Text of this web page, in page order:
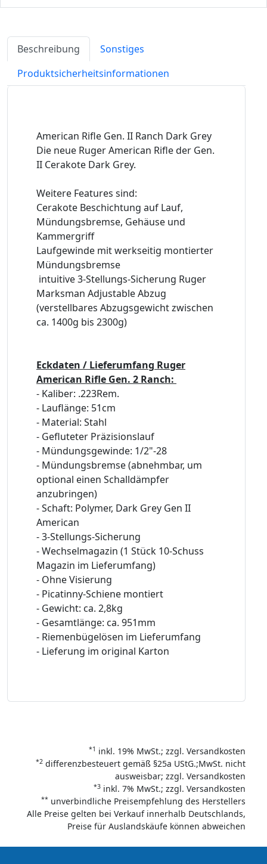
Beschreibung
Sonstiges
Produktsicherheitsinformationen
American Rifle Gen. II Ranch Dark Grey
Die neue Ruger American Rifle der Gen.
II Cerakote Dark Grey.
Weitere Features sind:
Cerakote Beschichtung auf Lauf,
Mündungsbremse, Gehäuse und
Kammergriff
Laufgewinde mit werkseitig montierter
Mündungsbremse
intuitive 3-Stellungs-Sicherung Ruger
Marksman Adjustable Abzug
(verstellbares Abzugsgewicht zwischen
ca. 1400g bis 2300g)
Eckdaten / Lieferumfang Ruger
American Rifle Gen. 2 Ranch:
- Kaliber: .223Rem.
- Lauflänge: 51cm
- Material: Stahl
- Gefluteter Präzisionslauf
- Mündungsgewinde: 1/2"-28
- Mündungsbremse (abnehmbar, um
optional einen Schalldämpfer
anzubringen)
- Schaft: Polymer, Dark Grey Gen II
American
- 3-Stellungs-Sicherung
- Wechselmagazin (1 Stück 10-Schuss
Magazin im Lieferumfang)
- Ohne Visierung
- Picatinny-Schiene montiert
- Gewicht: ca. 2,8kg
- Gesamtlänge: ca. 951mm
- Riemenbügelösen im Lieferumfang
- Lieferung im original Karton
*1 inkl. 19% MwSt.; zzgl. Versandkosten
*2 differenzbesteuert gemäß §25a UStG.;MwSt. nicht
ausweisbar; zzgl. Versandkosten
*3 inkl. 7% MwSt.; zzgl. Versandkosten
** unverbindliche Preisempfehlung des Herstellers
Alle Preise gelten bei Verkauf innerhalb Deutschlands,
Preise für Auslandskäufe können abweichen